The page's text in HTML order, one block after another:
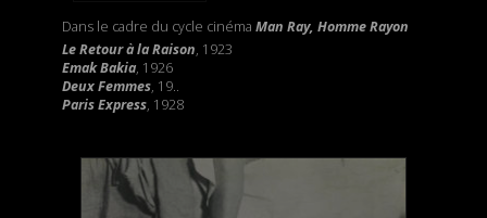
Dans le cadre du cycle cinéma Man Ray, Homme Rayon
Le Retour à la Raison, 1923
Emak Bakia, 1926
Deux Femmes, 19..
Paris Express, 1928